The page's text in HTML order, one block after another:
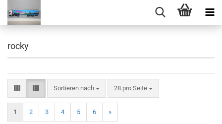
rocky
Sortieren nach
Sortieren nach 28 pro Seite
pro Seite
1 2 3 4 5 6 »